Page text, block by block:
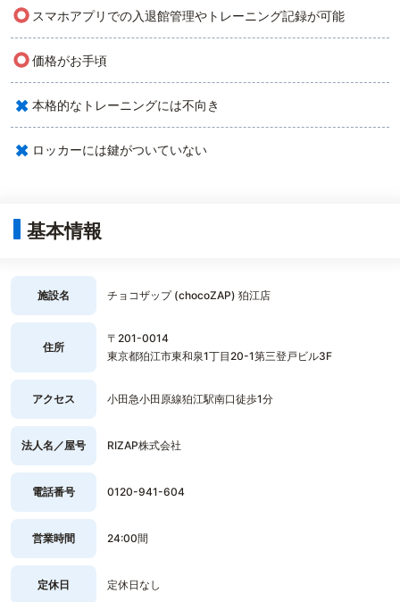
○ スマホアプリでの入退館管理やトレーニング記録が可能
○価格がお手頃
× 本格的なトレーニングには不向き
× ロッカーには鍵がついていない
基本情報
施設名 チョコザップ (chocoZAP) 狛江店
住所
〒201-0014
東京都狛江市東和泉1丁目20-1第三登戸ビル3F
アクセス 小田急小田原線狛江駅南口徒歩1分
法人名／屋号 RIZAP株式会社
電話番号 0120-941-604
営業時間 24:00間
定休日 定休日なし